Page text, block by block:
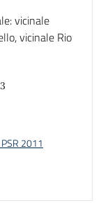
vicinale
vicinale Rio
2011